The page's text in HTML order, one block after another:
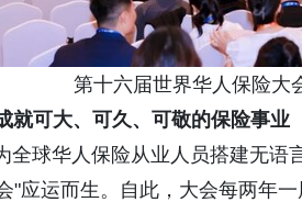
第十六届世界华人保险大
就可大、可久、可敬的保险事业
球华人保险从业人员搭建无语
"应运而生。自此，大会每两年